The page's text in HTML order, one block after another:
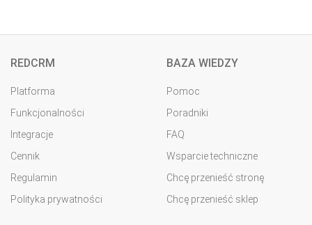
REDCRM
Platforma
Funkcjonalności
Integracje
Cennik
Regulamin
Polityka prywatności
BAZA WIEDZY
Pomoc
Poradniki
FAQ
Wsparcie techniczne
Chcę przenieść stronę
Chcę przenieść sklep